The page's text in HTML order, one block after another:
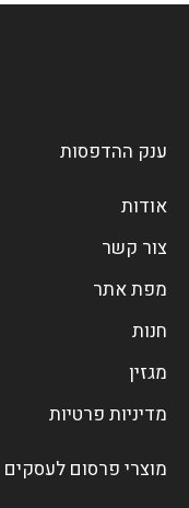
ענק ההדפסות
אודות
צור קשר
מפת אתר
חנות
מגזין
מדיניות פרטיות
מוצרי פרסום לעסקים